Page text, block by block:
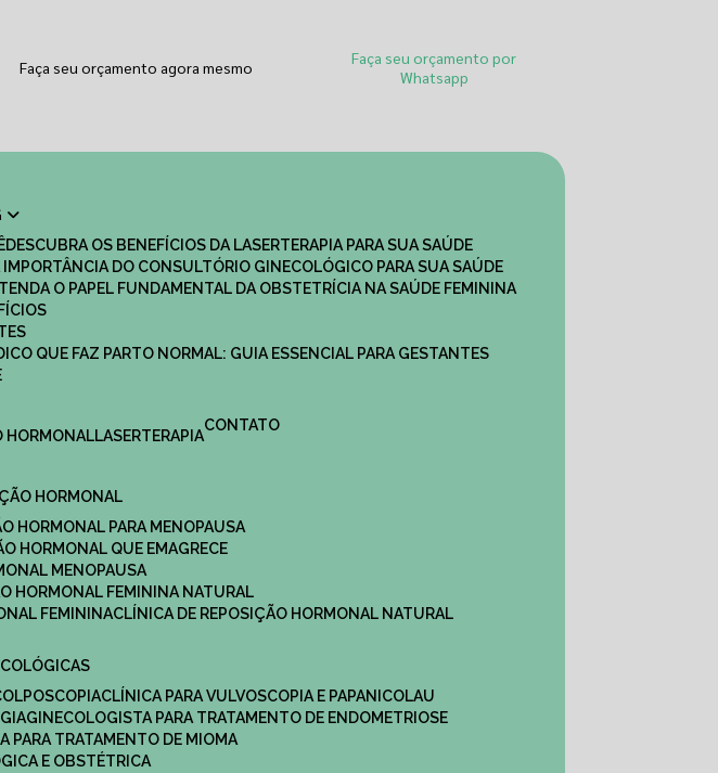
Faça seu orçamento agora mesmo
Faça seu orçamento por
Whatsapp
DESCUBRA OS BENEFÍCIOS DA LASERTERAPIA PARA SUA SAÚDE
IMPORTÂNCIA DO CONSULTÓRIO GINECOLÓGICO PARA SUA SAÚDE
O PAPEL FUNDAMENTAL DA OBSTETRÍCIA NA SAÚDE FEMININA
QUE FAZ PARTO NORMAL: GUIA ESSENCIAL PARA GESTANTES
HORMONAL LASERTERAPIA
CONTATO
HORMONAL
HORMONAL PARA MENOPAUSA
HORMONAL QUE EMAGRECE
MENOPAUSA
HORMONAL FEMININA NATURAL
FEMININA
CLÍNICA DE REPOSIÇÃO HORMONAL NATURAL
CLÍNICA PARA VULVOSCOPIA E PAPANICOLAU
GINECOLOGISTA PARA TRATAMENTO DE ENDOMETRIOSE
PARA TRATAMENTO DE MIOMA
E OBSTÉTRICA